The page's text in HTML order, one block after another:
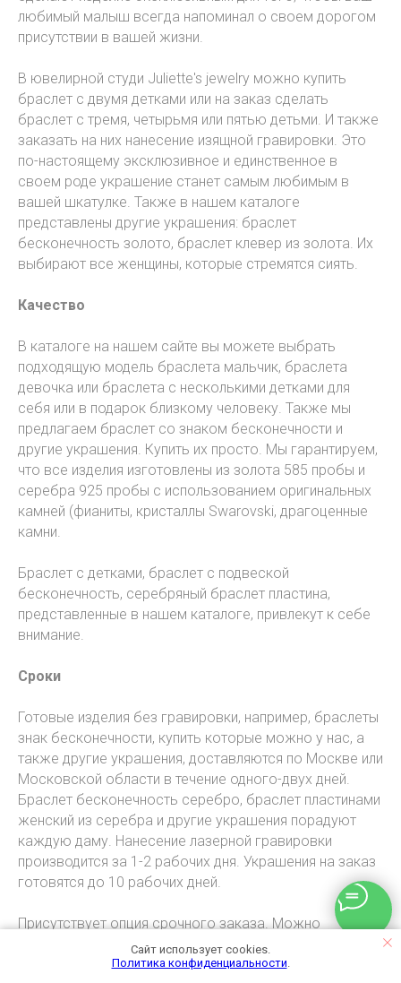
любимый малыш всегда напоминал о своем дорогом
присутствии в вашей жизни.
В ювелирной студи Juliette's jewelry можно купить
браслет с двумя детками или на заказ сделать
браслет с тремя, четырьмя или пятью детьми. И также
заказать на них нанесение изящной гравировки. Это
по-настоящему эксклюзивное и единственное в
своем роде украшение станет самым любимым в
вашей шкатулке. Также в нашем каталоге
представлены другие украшения: браслет
бесконечность золото, браслет клевер из золота. Их
выбирают все женщины, которые стремятся сиять.
Качество
В каталоге на нашем сайте вы можете выбрать
подходящую модель браслета мальчик, браслета
девочка или браслета с несколькими детками для
себя или в подарок близкому человеку. Также мы
предлагаем браслет со знаком бесконечности и
другие украшения. Купить их просто. Мы гарантируем,
что все изделия изготовлены из золота 585 пробы и
серебра 925 пробы с использованием оригинальных
камней (фианиты, кристаллы Swarovski, драгоценные
камни.
Браслет с детками, браслет с подвеской
бесконечность, серебряный браслет пластина,
представленные в нашем каталоге, привлекут к себе
внимание.
Сроки
Готовые изделия без гравировки, например, браслеты
знак бесконечности, купить которые можно у нас, а
также другие украшения, доставляются по Москве или
Московской области в течение одного-двух дней.
Браслет бесконечность серебро, браслет пластинами
женский из серебра и другие украшения порадуют
каждую даму. Нанесение лазерной гравировки
производится за 1-2 рабочих дня. Украшения на заказ
готовятся до 10 рабочих дней.
Присутствует опция срочного заказа. Можно
заказать браслеты женские знак бесконечности и
другие украшения очень быстро. Вас приятно удивит
Сайт использует cookies.
Политика конфиденциальности.